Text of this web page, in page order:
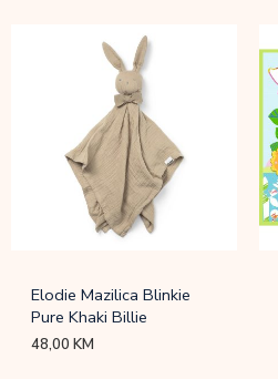
Elodie Mazilica Blinkie
Pure Khaki Billie
48,00KM